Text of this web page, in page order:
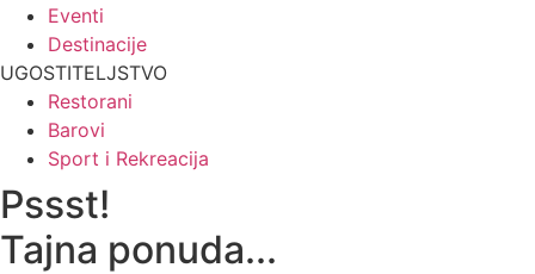
Eventi
Destinacije
UGOSTITELJSTVO
Restorani
Barovi
Sport i Rekreacija
Pssst!
Tajna ponuda...